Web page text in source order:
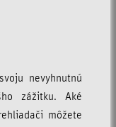
nevyhnutnú
zážitku. Aké
môžete